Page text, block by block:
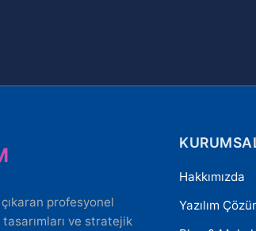
profesyonel
ve stratejik
Hakkımızda
Yazılım